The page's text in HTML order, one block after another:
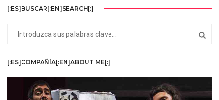
[:ES]BUSCAR[:EN]SEARCH[:]
[:ES]COMPAÑÍA[:EN]ABOUT ME[:]